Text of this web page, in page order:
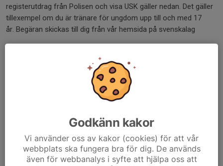
registerutdrag från Polisen och visa USK gäller nedan. Det gäller
tillexempel om du är tränare för ungdom upp till och med 17
år. Begäran skickas till dig från vår hemsida på svenskalag
2. Visa det för valfri styrelsemedlem
Du har rätt att öppna och titta på det själv innan du visar det för
Integritetspolicy
Inom Upsala Sportskytteklubb behandlar vi en stor mängd
personuppgifter. De används bland annat för att hålla ordning i
medlemsregister, ekonomi och bokföring eller när vi arrangerar
Godkänn kakor
Vi använder oss av kakor (cookies) för att vår
webbplats ska fungera bra för dig. De används
även för webbanalys i syfte att hjälpa oss att